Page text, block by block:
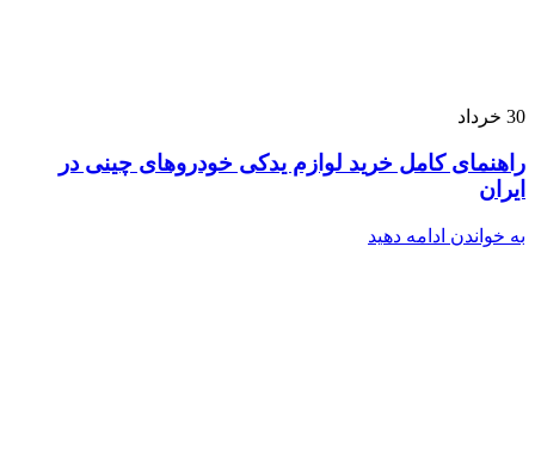
30 خرداد
راهنمای کامل خرید لوازم یدکی خودروهای چینی در
ایران
به خواندن ادامه دهید